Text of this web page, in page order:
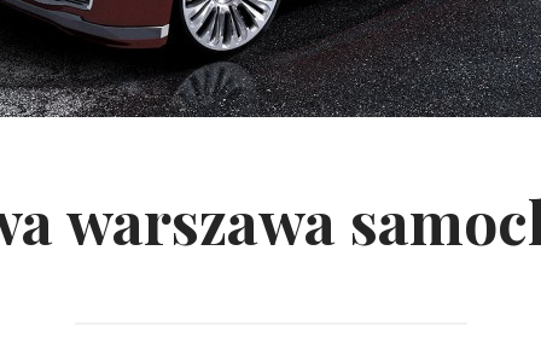
warszawa